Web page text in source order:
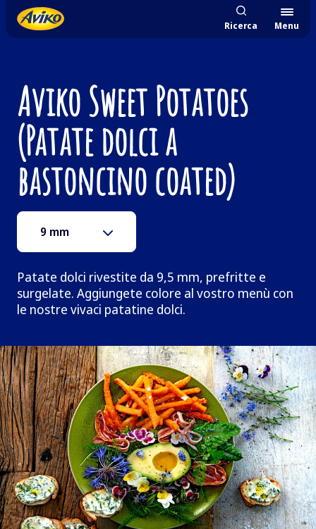
Ricerca Menu
Aviko Sweet Potatoes
(Patate dolci a
bastoncino coated)
9 mm
Patate dolci rivestite da 9,5 mm, prefritte e
surgelate. Aggiungete colore al vostro menù con
le nostre vivaci patatine dolci.